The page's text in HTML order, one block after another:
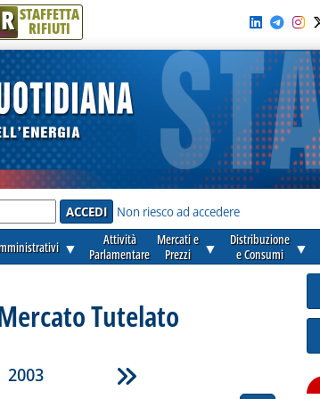
R STAFFETTA
RIFIUTI
Non riesco ad accedere
▼
Attività
Parlamentare
Mercati e
Prezzi
▼
Distribuzione
e Consumi
▼
Tutelato
2003